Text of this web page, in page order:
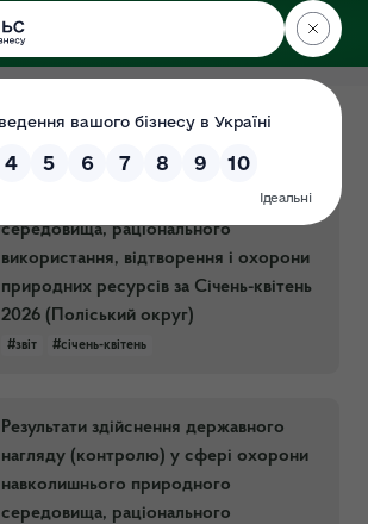
ДЕРЖЕКОІНСПЕКЦІЯ
Поліського округу
нагляду (контролю) у сфері охорони
середовища, раціонального
використання, відтворення і охорони
природних ресурсів за Січень-квітень
2026 (Поліський округ)
#звіт #січень-квітень
Результати здійснення державного
нагляду (контролю) у сфері охорони
навколишнього природного
середовища, раціонального